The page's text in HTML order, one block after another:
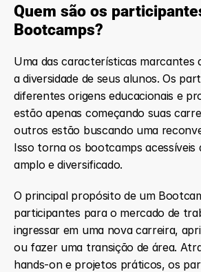
Quem são os
Bootcamps?
Uma das características marcantes
a diversidade de seus alunos. Os
diferentes origens educacionais e
estão apenas começando suas
outros estão buscando uma
Isso torna os bootcamps acessíveis
amplo e diversificado.
O principal propósito de um
participantes para o mercado de
ingressar em uma nova carreira,
ou fazer uma transição de área.
hands-on e projetos práticos, os